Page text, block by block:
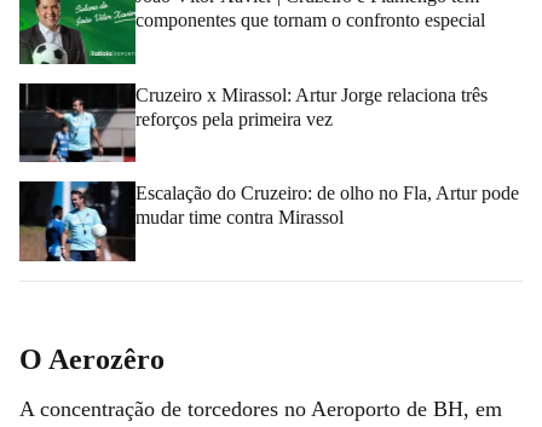
componentes que tornam o confronto especial
Cruzeiro x Mirassol: Artur Jorge relaciona três
reforços pela primeira vez
Escalação do Cruzeiro: de olho no Fla, Artur pode
mudar time contra Mirassol
O Aerozêro
A concentração de torcedores no Aeroporto de BH, em